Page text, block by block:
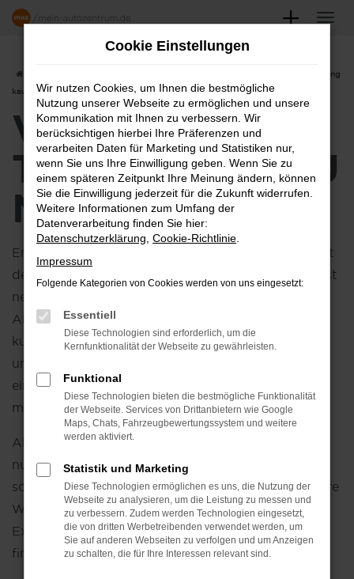
Zum
VW T-Cross Tageszulassung
kaufen
VW T-CROSS
TAGESZULASSU
NG KAUFEN
Entdecken Sie die Vorteile einer
mit
dem T-Cross, die perfekten Wahl für alle, die ein fast
neues Fahrzeug zu einem attraktiven Preis suchen.
Als Tageszulassung wurde das Fahrzeug nur für
kurze Zeit im Autohaus genutzt und ist praktisch
unbenutzt. Sie profitieren somit von den Vorzügen
einesNeuwagens
müssen.
Als Ihr VW Autohaus Jahren bieten wir Ihnen nicht
nur eine große Auswahl an Tageszulassungen,
sondern auch eine individuelle Beratung, die auf Ihre
Wünsche und Bedürfnisse abgestimmt ist. Unsere
Expertise hilft Ihnen dabei, das ideale Fahrzeug zu
finden, das perfekt zu Ihrem Lebensstil passt.
Cookie Einstellungen
Wir nutzen Cookies, um Ihnen die bestmögliche
Nutzung unserer Webseite zu ermöglichen und unsere
Kommunikation mit Ihnen zu verbessern. Wir
berücksichtigen hierbei Ihre Präferenzen und
verarbeiten Daten für Marketing und Statistiken nur,
wenn Sie uns Ihre Einwilligung geben. Wenn Sie zu
einem späteren Zeitpunkt Ihre Meinung ändern, können
Sie die Einwilligung jederzeit für die Zukunft widerrufen.
Weitere Informationen zum Umfang der
Datenverarbeitung finden Sie hier:
Datenschutzerklärung Cookie-Richtlinie
Impressum
Folgende Kategorien von Cookies werden von uns eingesetzt:
Essentiell
Diese Technologien sind erforderlich, um die
Kernfunktionalität der Webseite zu gewährleisten.
Funktional
Diese Technologien bieten die bestmögliche Funktionalität
der Webseite. Services von Drittanbietern wie Google
Maps, Chats, Fahrzeugbewertungssystem und weitere
werden aktiviert.
Statistik und Marketing
Diese Technologien ermöglichen es uns, die Nutzung der
Webseite zu analysieren, um die Leistung zu messen und
zu verbessern. Zudem werden Technologien eingesetzt,
die von dritten Werbetreibenden verwendet werden, um
Sie auf anderen Webseiten zu verfolgen und um Anzeigen
zu schalten, die für Ihre Interessen relevant sind.